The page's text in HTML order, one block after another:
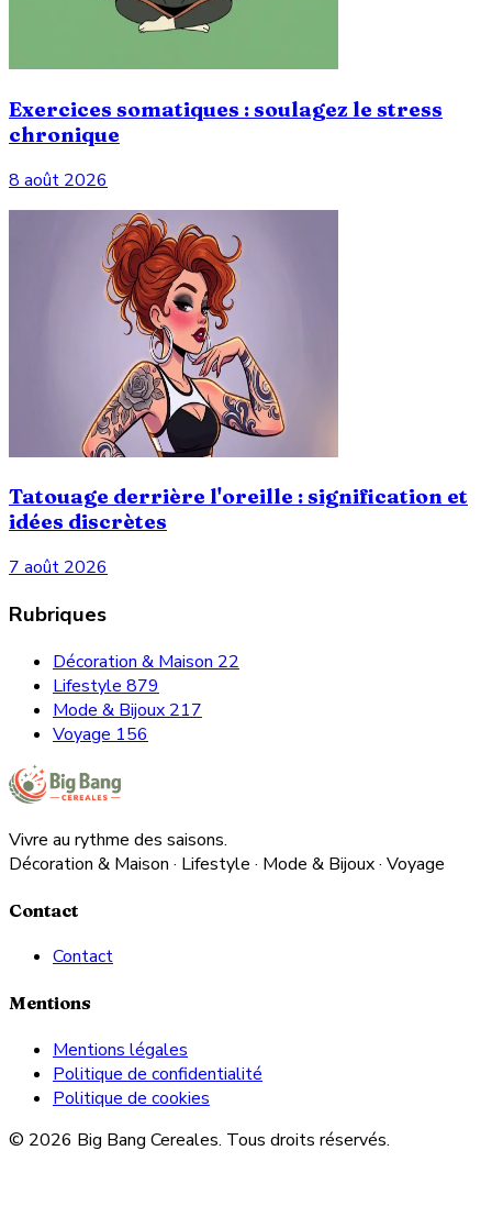
Exercices somatiques : soulagez le stress
chronique
8 août 2026
Tatouage derrière l'oreille : signification et
idées discrètes
7 août 2026
Rubriques
Décoration & Maison 22
Lifestyle 879
Mode & Bijoux 217
Voyage 156
Vivre au rythme des saisons.
Décoration & Maison · Lifestyle · Mode & Bijoux · Voyage
Contact
Contact
Mentions
Mentions légales
Politique de confidentialité
Politique de cookies
© 2026 Big Bang Cereales. Tous droits réservés.